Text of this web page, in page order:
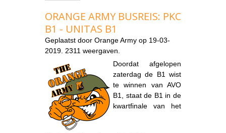
ORANGE ARMY BUSREIS: PKC
B1 - UNITAS B1
Geplaatst door Orange Army op 19-03-
2019. 2311 weergaven.
Doordat afgelopen
zaterdag de B1 wist
te winnen van AVO
B1, staat de B1 in de
kwartfinale van het